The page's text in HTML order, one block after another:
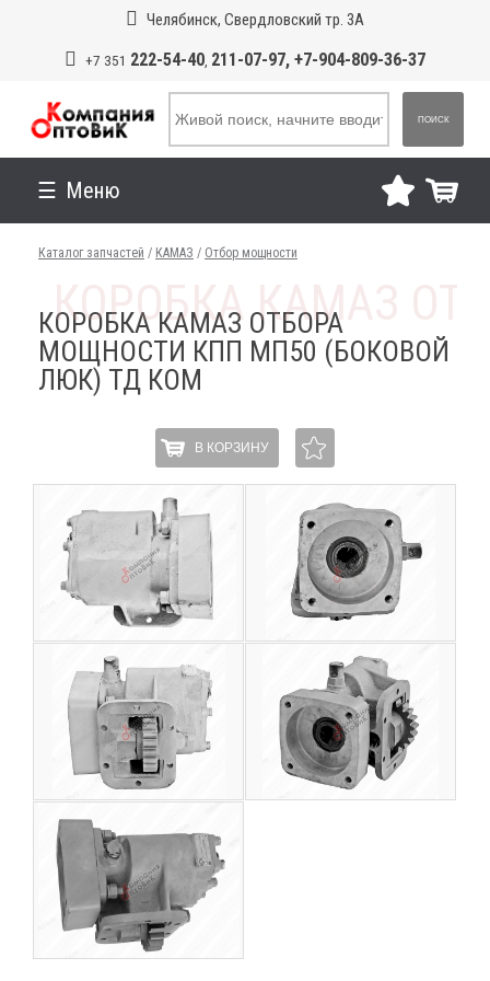
Челябинск, Свердловский тр. 3А
+7 351 222-54-40, 211-07-97, +7-904-809-36-37
ПОИСК
Меню
Каталог запчастей / КАМАЗ / Отбор мощности
КОРОБКА КАМАЗ ОТБОРА
МОЩНОСТИ КПП МП50 (БОКОВОЙ
ЛЮК) ТД КОМ
В КОРЗИНУ